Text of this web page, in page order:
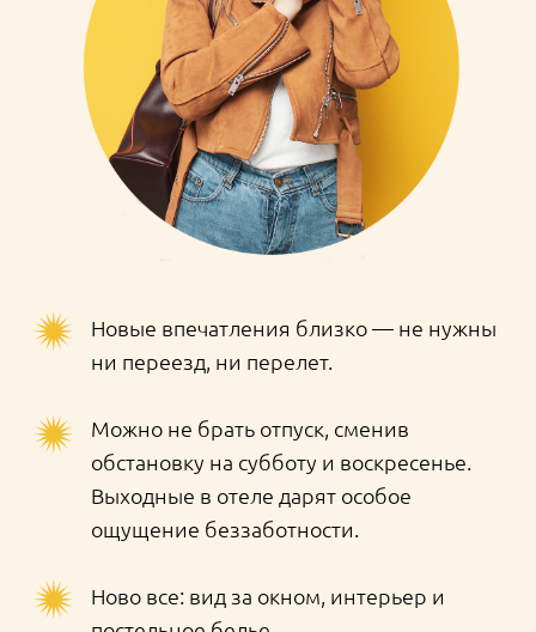
столице стало так же обязательно, как
посмотреть разведение мостов или
встретить восход на набережной.
Капучино 56%*
Какой кофе предпочитают
петербуржцы?
добавить у бариста?